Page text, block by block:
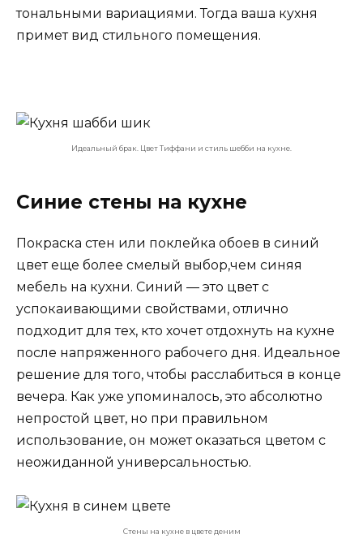
тональными вариациями. Тогда ваша кухня
примет вид стильного помещения.
Идеальный брак. Цвет Тиффани и стиль шебби на кухне.
Синие стены на кухне
Покраска стен или поклейка обоев в синий
цвет еще более смелый выбор,чем синяя
мебель на кухни. Синий — это цвет с
успокаивающими свойствами, отлично
подходит для тех, кто хочет отдохнуть на кухне
после напряженного рабочего дня. Идеальное
решение для того, чтобы расслабиться в конце
вечера. Как уже упоминалось, это абсолютно
непростой цвет, но при правильном
использование, он может оказаться цветом с
неожиданной универсальностью.
Стены на кухне в цвете деним